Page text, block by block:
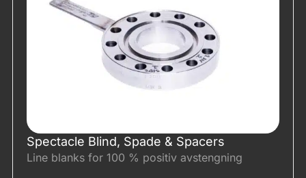
Spectacle Blind, Spade & Spacers
Line blanks for 100 % positiv avstengning
Last opp filer